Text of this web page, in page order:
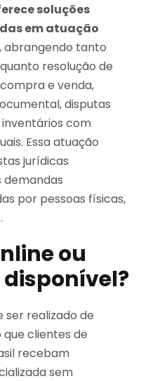
soluções
em atuação
, abrangendo tanto
resolução de
e venda,
disputas
inventários com
Essa atuação
jurídicas
demandas
por pessoas físicas,
ou
ser realizado de
clientes de
recebam
sem